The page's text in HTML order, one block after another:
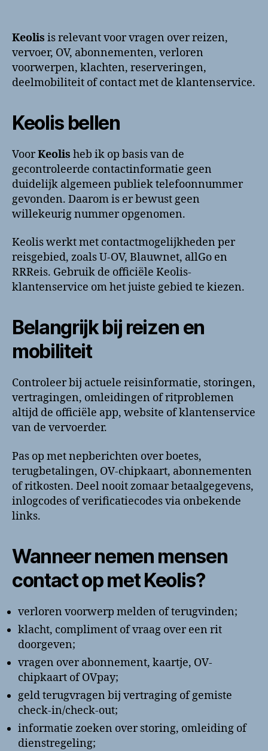
Klantenservice
en
contactinformatie
Keolis is relevant voor vragen over reizen,
vervoer, OV, abonnementen, verloren
voorwerpen, klachten, reserveringen,
deelmobiliteit of contact met de klantenservice.
Keolis bellen
VoorKeolis heb ik op basis van de
gecontroleerde contactinformatie geen
duidelijk algemeen publiek telefoonnummer
gevonden. Daarom is er bewust geen
willekeurig nummer opgenomen.
Keolis werkt met contactmogelijkheden per
reisgebied, zoals U-OV, Blauwnet, allGo en
RRReis. Gebruik de officiële Keolis-
klantenservice om het juiste gebied te kiezen.
Belangrijk bij reizen en
mobiliteit
Controleer bij actuele reisinformatie, storingen,
vertragingen, omleidingen of ritproblemen
altijd de officiële app, website of klantenservice
van de vervoerder.
Pas op met nepberichten over boetes,
terugbetalingen, OV-chipkaart, abonnementen
of ritkosten. Deel nooit zomaar betaalgegevens,
inlogcodes of verificatiecodes via onbekende
links.
Wanneer nemen mensen
contact op met Keolis?
verloren voorwerp melden of terugvinden;
klacht, compliment of vraag over een rit
doorgeven;
vragen over abonnement, kaartje, OV-
chipkaart of OVpay;
geld terugvragen bij vertraging of gemiste
check-in/check-out;
informatie zoeken over storing, omleiding of
dienstregeling;